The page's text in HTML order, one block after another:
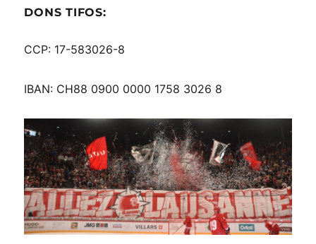
DONS TIFOS:
CCP: 17-583026-8
IBAN: CH88 0900 0000 1758 3026 8